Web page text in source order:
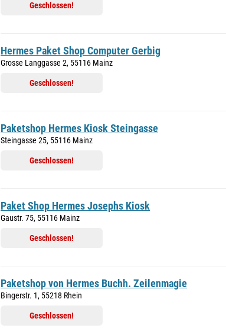
Geschlossen!
Hermes Paket Shop Computer Gerbig
Grosse Langgasse 2, 55116 Mainz
Geschlossen!
Paketshop Hermes Kiosk Steingasse
Steingasse 25, 55116 Mainz
Geschlossen!
Paket Shop Hermes Josephs Kiosk
Gaustr. 75, 55116 Mainz
Geschlossen!
Paketshop von Hermes Buchh. Zeilenmagie
Bingerstr. 1, 55218 Rhein
Geschlossen!